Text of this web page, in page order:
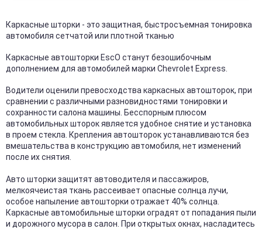
Каркасные шторки - это защитная, быстросъемная тонировка
автомобиля сетчатой или плотной тканью
Каркасные автошторки EscO станут безошибочным
дополнением для автомобилей марки Chevrolet Express.
Водители оценили превосходства каркасных автошторок, при
сравнении с различными разновидностями тонировки и
сохранности салона машины. Бесспорным плюсом
автомобильных шторок является удобное снятие и установка
в проем стекла. Крепления автошторок устанавливаются без
вмешательства в конструкцию автомобиля, нет изменений
после их снятия.
Авто шторки защитят автоводителя и пассажиров,
мелкоячеистая ткань рассеивает опасные солнца лучи,
особое напыление автошторки отражает 40% солнца.
Каркасные автомобильные шторки оградят от попадания пыли
и дорожного мусора в салон. При открытых окнах, насладитесь